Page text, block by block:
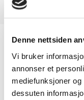
Denne nettsiden
Vi bruker
annonser et
mediefunksjoner
dessuten
Bad, Verktøy
Centering